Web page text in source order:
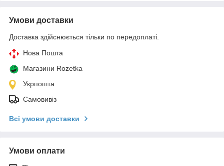
Умови доставки
Доставка здійснюється тільки по передоплаті.
Нова Пошта
Магазини Rozetka
Укрпошта
Самовивіз
Всі умови доставки
Умови оплати